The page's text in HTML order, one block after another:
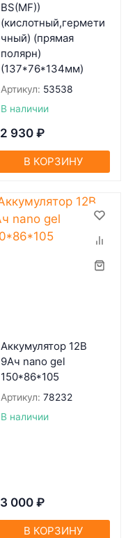
BS(MF))
(кислотный,гермети
чный) (прямая
полярн)
(137*76*134мм)
Артикул: 53538
В наличии
2 930 ₽
В КОРЗИНУ
Аккумулятор 12В
9Ач nano gel
150*86*105
Артикул: 78232
В наличии
3 000 ₽
В КОРЗИНУ